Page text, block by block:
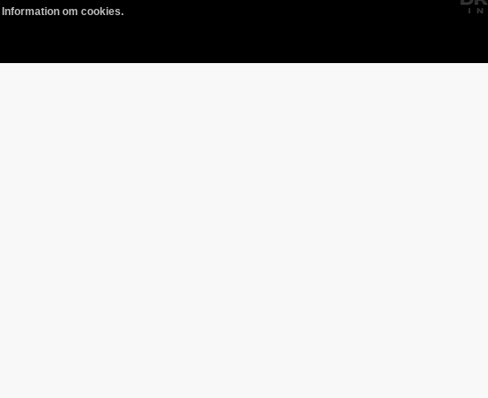
Information om cookies.